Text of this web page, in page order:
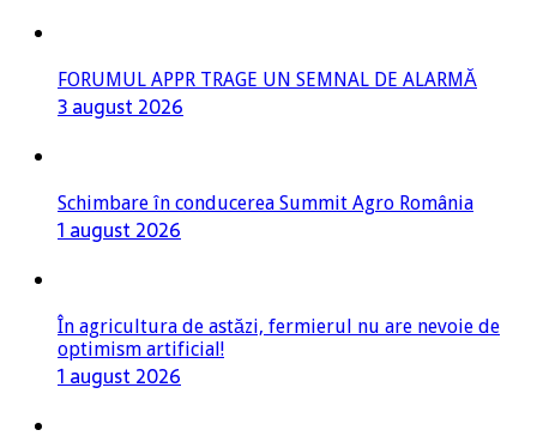
FORUMUL APPR TRAGE UN SEMNAL DE ALARMĂ
3 august 2026
Schimbare în conducerea Summit Agro România
1 august 2026
În agricultura de astăzi, fermierul nu are nevoie de
optimism artificial!
1 august 2026